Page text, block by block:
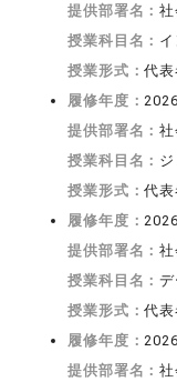
提供部署名：社
授業科目名：
授業形式：代表
履修年度：
提供部署名：社
授業科目名：
授業形式：代表
履修年度：
提供部署名：社
授業科目名：デ
授業形式：代表
履修年度：
提供部署名：社